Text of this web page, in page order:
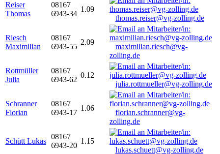
Reiser
Thomas
08167
6943-34
1.09
thomas.reiser@vg-zolling.de
Riesch
Maximilian
08167
6943-55
2.09
maximilian.riesch@vg-
zolling.de
Rottmüller
Julia
08167
6943-62
0.12
julia.rottmueller@vg-zolling.de
Schranner
Florian
08167
6943-17
1.06
florian.schranner@vg-
zolling.de
Schütt Lukas
08167
6943-20
1.15
lukas.schuett@vg-zolling.de